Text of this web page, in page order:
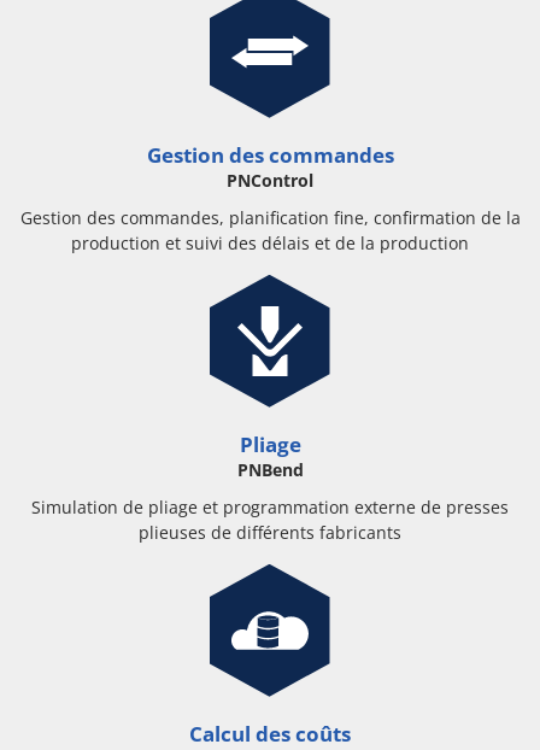
Gestion des commandes
PNControl
Gestion des commandes, planification fine, confirmation de la
production et suivi des délais et de la production
Pliage
PNBend
Simulation de pliage et programmation externe de presses
plieuses de différents fabricants
Calcul des coûts